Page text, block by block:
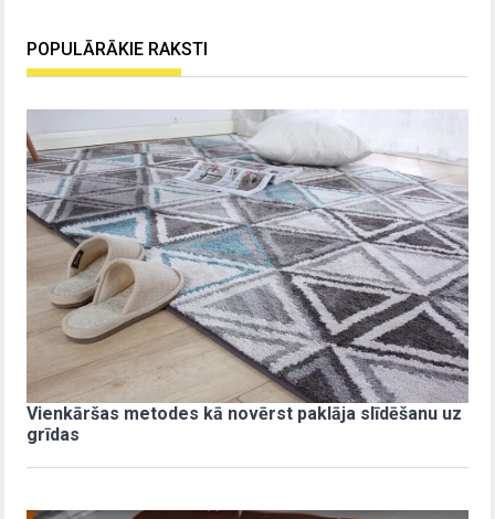
POPULĀRĀKIE RAKSTI
Vienkāršas metodes kā novērst paklāja slīdēšanu uz
grīdas